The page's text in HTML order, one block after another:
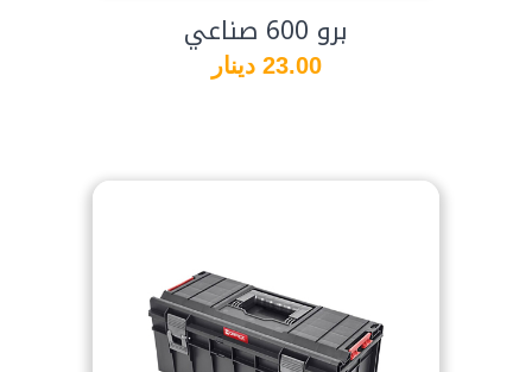
برو 600 صناعي
23.00 دينار